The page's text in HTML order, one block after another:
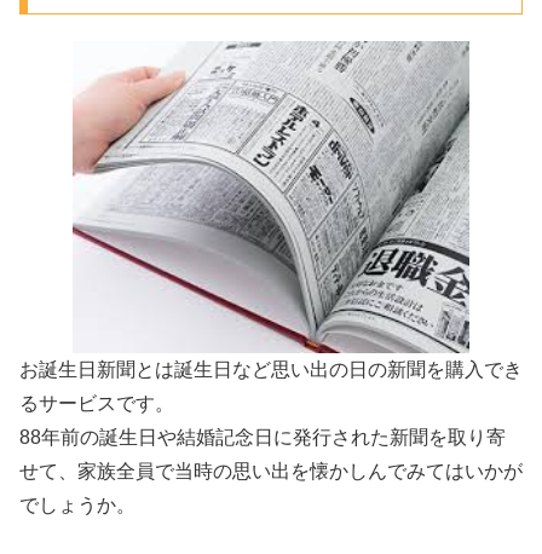
お誕生日新聞とは誕生日など思い出の日の新聞を購入でき
るサービスです。
88年前の誕生日や結婚記念日に発行された新聞を取り寄
せて、家族全員で当時の思い出を懐かしんでみてはいかが
でしょうか。